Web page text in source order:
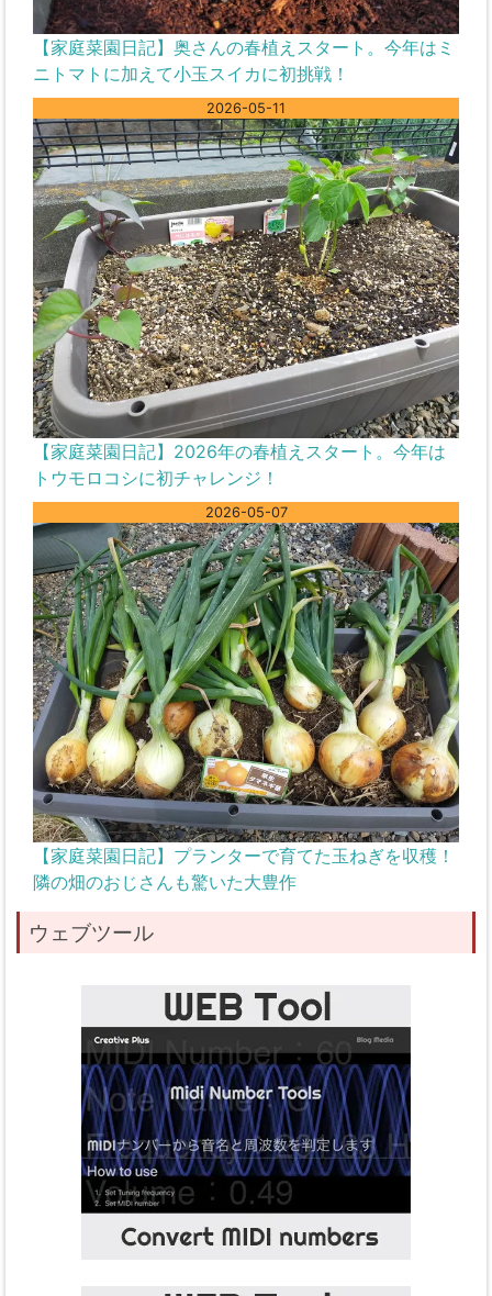
【家庭菜園日記】奥さんの春植えスタート。今年はミ
ニトマトに加えて小玉スイカに初挑戦！
2026-05-11
【家庭菜園日記】2026年の春植えスタート。今年は
トウモロコシに初チャレンジ！
2026-05-07
【家庭菜園日記】プランターで育てた玉ねぎを収穫！
隣の畑のおじさんも驚いた大豊作
ウェブツール